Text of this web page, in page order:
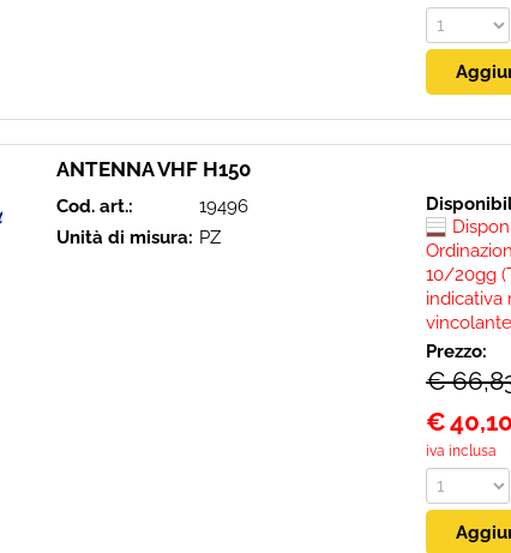
ANTENNA VHF H150
Cod. art.:
19496
Unità di misura: PZ
10/20gg
indicativa
Prezzo:
€
€40,10
iva inclusa